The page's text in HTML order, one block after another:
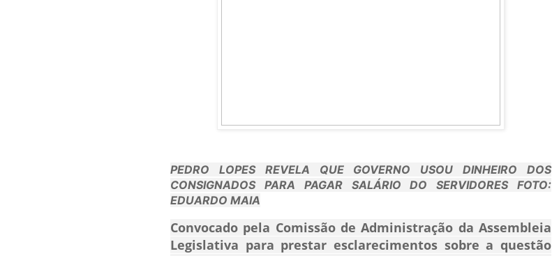
PEDRO LOPES REVELA QUE GOVERNO USOU DINHEIRO DOS
CONSIGNADOS PARA PAGAR SALÁRIO DO SERVIDORES FOTO:
EDUARDO MAIA
Convocado pela Comissão de Administração da Assembleia
Legislativa para prestar esclarecimentos sobre a questão